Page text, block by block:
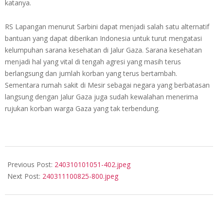
katanya.
RS Lapangan menurut Sarbini dapat menjadi salah satu alternatif
bantuan yang dapat diberikan Indonesia untuk turut mengatasi
kelumpuhan sarana kesehatan di Jalur Gaza. Sarana kesehatan
menjadi hal yang vital di tengah agresi yang masih terus
berlangsung dan jumlah korban yang terus bertambah.
Sementara rumah sakit di Mesir sebagai negara yang berbatasan
langsung dengan Jalur Gaza juga sudah kewalahan menerima
rujukan korban warga Gaza yang tak terbendung.
03-
10
Previous Post: 240310101051-402.jpeg
Next Post: 240311100825-800.jpeg